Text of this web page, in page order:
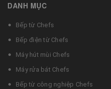
DANH MỤC
Bếp từ Chefs
Bếp điện từ Chefs
Máy hút mùi Chefs
Máy rửa bát Chefs
Bếp từ công nghiệp Chefs